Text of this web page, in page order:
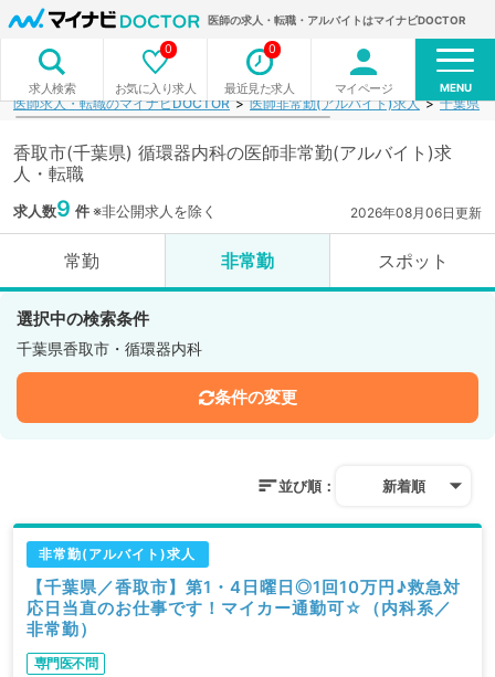
医師の求人・転職・アルバイトはマイナビDOCTOR
求人検索 お気に入り求人
0
最近見た求人
0
マイページ MENU
医師求人・転職のマイナビDOCTOR 医師非常勤(アルバイト)求人 千葉県
香取市(千葉県) 循環器内科の医師非常勤(アルバイト)求
人・転職
求人数9 件※非公開求人を除く 2026年08月06日更新
常勤 非常勤 スポット
選択中の検索条件
千葉県香取市・循環器内科
条件の変更
並び順： 新着順
非常勤(アルバイト)求人
【千葉県／香取市】第1・4日曜日◎1回10万円♪救急対
応日当直のお仕事です！マイカー通勤可☆（内科系／
非常勤）
専門医不問